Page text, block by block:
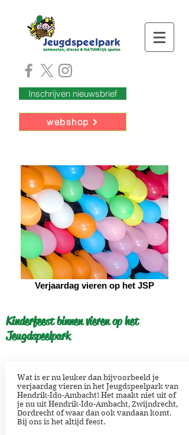
Inschrijven nieuwsbrief
webshop
Verjaardag vieren op het JSP
Kinderfeest binnen vieren op het
Jeugdspeelpark
Wat is er nu leuker dan bijvoorbeeld je
verjaardag vieren in het Jeugdspeelpark van
Hendrik-Ido-Ambacht! Het maakt niet uit of
je nu uit Hendrik-Ido-Ambacht, Zwijndrecht,
Dordrecht of waar dan ook vandaan komt.
Bij ons is het altijd feest.